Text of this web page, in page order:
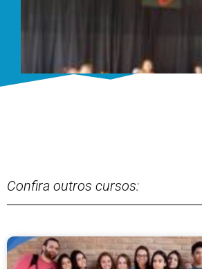
Confira outros cursos: